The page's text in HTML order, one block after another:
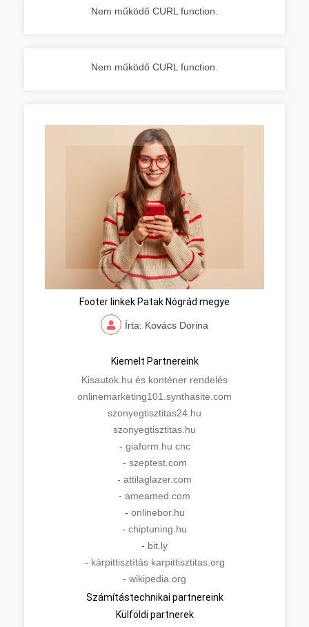
Nem működő CURL function.
Nem működő CURL function.
Footer linkek Patak Nógrád megye
Írta: Kovács Dorina
Kiemelt Partnereink
Kisautok.hu és konténer rendelés
onlinemarketing101.synthasite.com
szonyegtisztitas24.hu
szonyegtisztitas.hu
- giaform.hu cnc
- szeptest.com
- attilaglazer.com
- ameamed.com
- onlinebor.hu
- chiptuning.hu
- bit.ly
- kárpittisztítás karpittisztitas.org
- wikipedia.org
Számítástechnikai partnereink
Külföldi partnerek